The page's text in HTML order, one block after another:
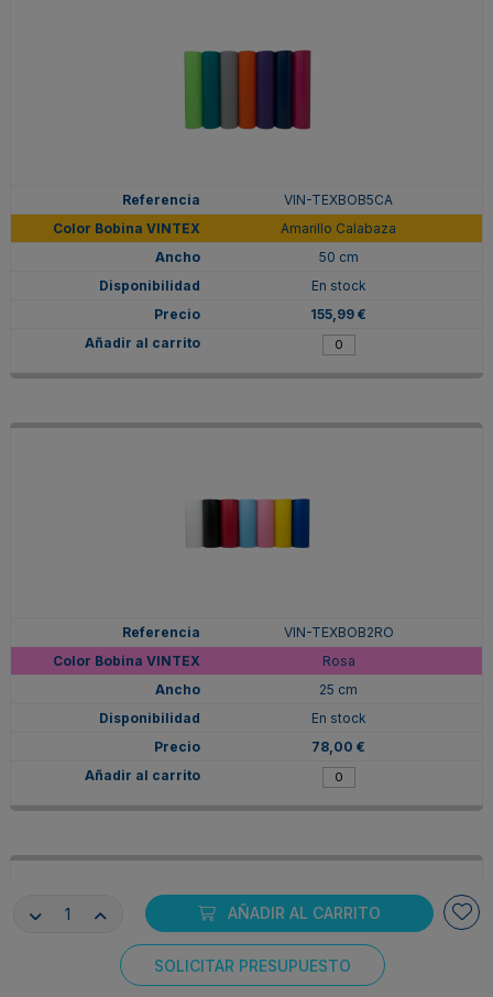
AÑADIR AL CARRITO
SOLICITAR PRESUPUESTO
VIN-TEXBOB5CA
Amarillo Calabaza
50 cm
En stock
155,99 €
VIN-TEXBOB2RO
Rosa
25 cm
En stock
78,00 €
Consentimiento de cookies